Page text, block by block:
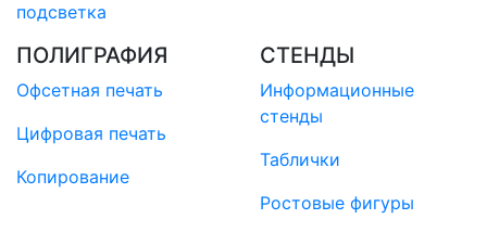
подсветка
ПОЛИГРАФИЯ
Офсетная печать
Цифровая печать
Копирование
СТЕНДЫ
Информационные
стенды
Таблички
Ростовые фигуры